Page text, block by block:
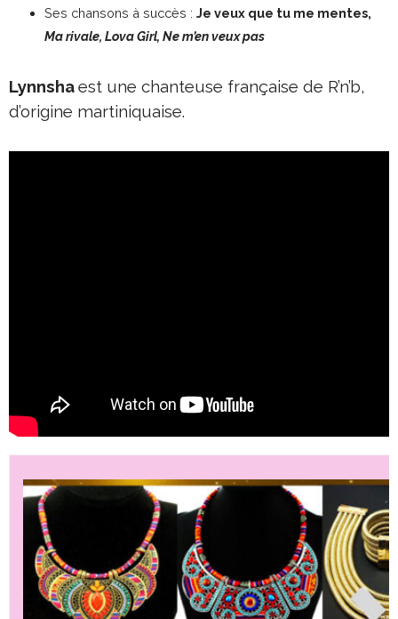
Ses chansons à succès : Je veux que tu me mentes,
Ma rivale, Lova Girl, Ne m’en veux pas
Lynnshaest une chanteuse française de R’n’b,
d’origine martiniquaise.